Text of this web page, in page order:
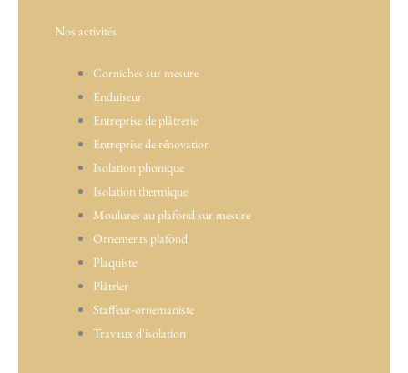
Nos activités
Corniches sur mesure
Enduiseur
Entreprise de plâtrerie
Entreprise de rénovation
Isolation phonique
Isolation thermique
Moulures au plafond sur mesure
Ornements plafond
Plaquiste
Plâtrier
Staffeur-ornemaniste
Travaux d'isolation